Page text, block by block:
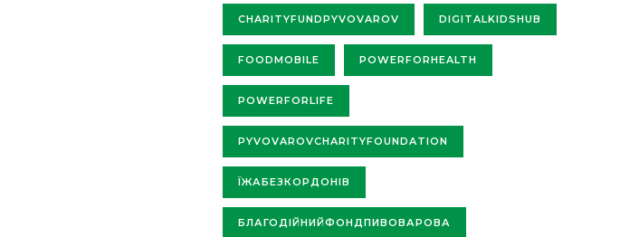
CHARITYFUNDPYVOVAROV DIGITALKIDSHUB
FOODMOBILE POWERFORHEALTH
POWERFORLIFE
PYVOVAROVCHARITYFOUNDATION
ЇЖАБЕЗКОРДОНІВ
БЛАГОДІЙНИЙФОНДПИВОВАРОВА